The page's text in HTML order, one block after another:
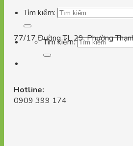
Tìm kiếm:
Tìm kiếm:
77/17 Đường TL 29, Phường
Hotline:
0909 399 174